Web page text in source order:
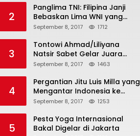
2
Panglima TNI: Filipina Janji
Bebaskan Lima WNI yang
Disandera Abu Sayyaf
September 8, 2017 1712
3
Tontowi Ahmad/Liliyana
Natsir Sabet Gelar Juara
Dunia Kedua
September 8, 2017 1463
4
Pergantian Jitu Luis Milla yang
Mengantar Indonesia ke
Semifinal
September 8, 2017 1253
5
Pesta Yoga Internasional
Bakal Digelar di Jakarta